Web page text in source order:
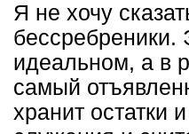
Я не хочу
бессребреники.
идеальном, а в
самый
хранит остатки